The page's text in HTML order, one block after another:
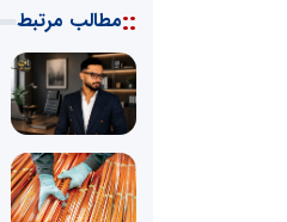
::مطالب مرتبط